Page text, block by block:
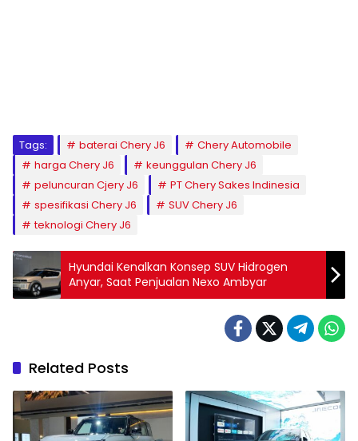
Tags: baterai Chery J6
Chery Automobile
harga Chery J6
keunggulan Chery J6
peluncuran Cjery J6
PT Chery Sakes Indinesia
spesifikasi Chery J6
SUV Chery J6
teknologi Chery J6
Hyundai Kenalkan Konsep SUV Hidrogen
Anyar, Saat Penjualan Nexo Ambyar
Related Posts